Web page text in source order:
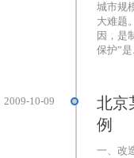
城市规
大难题
因，是
保护”是
2009-10-09
北京
例
一、改